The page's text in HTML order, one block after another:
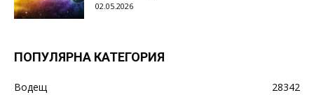
02.05.2026
ПОПУЛЯРНА КАТЕГОРИЯ
Водещ
28342